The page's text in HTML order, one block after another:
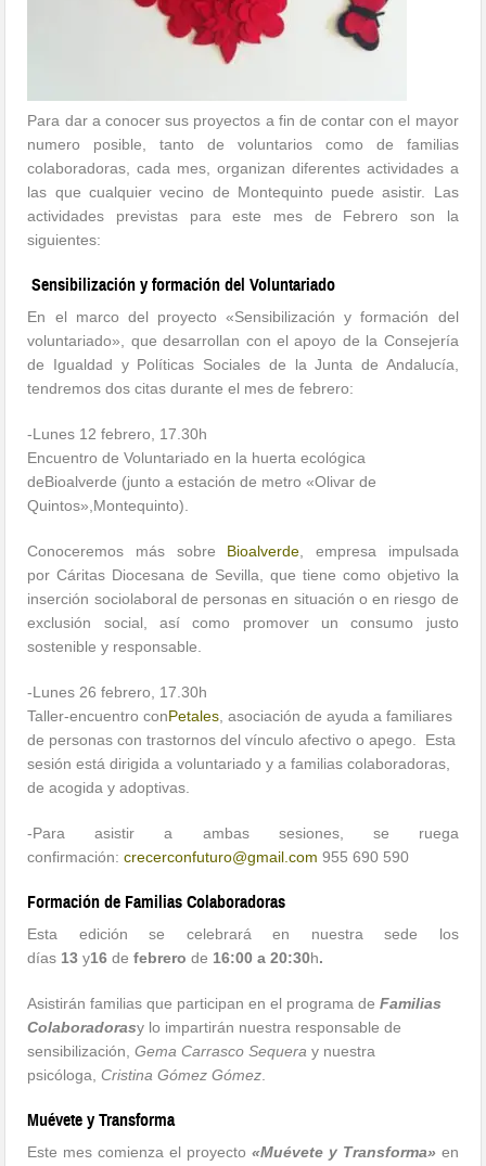
Para dar a conocer sus proyectos a fin de contar con el mayor
numero posible, tanto de voluntarios como de familias
colaboradoras, cada mes, organizan diferentes actividades a
las que cualquier vecino de Montequinto puede asistir. Las
actividades previstas para este mes de Febrero son la
siguientes:
Sensibilización y formación del Voluntariado
En el marco del proyecto «Sensibilización y formación del
voluntariado», que desarrollan con el apoyo de la Consejería
de Igualdad y Políticas Sociales de la Junta de Andalucía,
tendremos dos citas durante el mes de febrero:
-Lunes 12 febrero, 17.30h
Encuentro de Voluntariado en la huerta ecológica
deBioalverde (junto a estación de metro «Olivar de
Quintos»,Montequinto).
Conoceremos más sobre Bioalverde , empresa impulsada
por Cáritas Diocesana de Sevilla, que tiene como objetivo la
inserción sociolaboral de personas en situación o en riesgo de
exclusión social, así como promover un consumo justo
sostenible y responsable.
-Lunes 26 febrero, 17.30h
Taller-encuentro conPetales , asociación de ayuda a familiares
de personas con trastornos del vínculo afectivo o apego. Esta
sesión está dirigida a voluntariado y a familias colaboradoras,
de acogida y adoptivas.
-Para asistir a ambas sesiones, se ruega
confirmación:crecerconfuturo@gmail.com 955 690 590
Formación de Familias Colaboradoras
Esta edición se celebrará en nuestra sede los
días 13 y16 defebrerode 16:00 a 20:30h.
Asistirán familias que participan en el programa deFamilias
Colaboradorasy lo impartirán nuestra responsable de
sensibilización,Gema Carrasco Sequera y nuestra
psicóloga,Cristina Gómez Gómez
Muévete y Transforma
Este mes comienza el proyecto «Muévete y Transforma» en